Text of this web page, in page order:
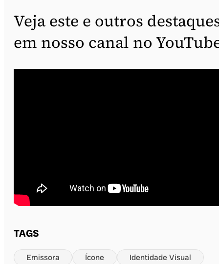
Veja este e outros
em nosso canal no
TAGS
Emissora Ícone
Identidade Visual